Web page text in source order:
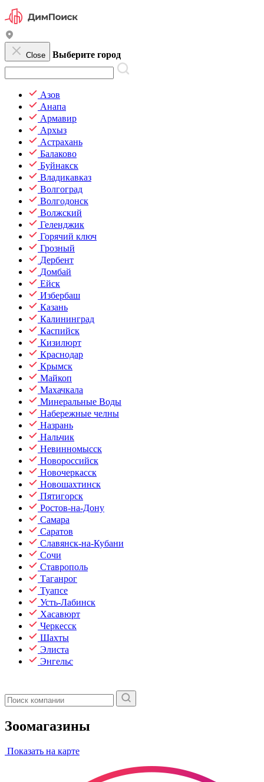
Close Выберите город
Азов
Анапа
Армавир
Архыз
Астрахань
Балаково
Буйнакск
Владикавказ
Волгоград
Волгодонск
Волжский
Геленджик
Горячий ключ
Грозный
Дербент
Домбай
Ейск
Избербаш
Казань
Калининград
Каспийск
Кизилюрт
Краснодар
Крымск
Майкоп
Махачкала
Минеральные Воды
Набережные челны
Назрань
Нальчик
Невинномысск
Новороссийск
Новочеркасск
Новошахтинск
Пятигорск
Ростов-на-Дону
Самара
Саратов
Славянск-на-Кубани
Сочи
Ставрополь
Таганрог
Туапсе
Усть-Лабинск
Хасавюрт
Черкесск
Шахты
Элиста
Энгельс
Зоомагазины
Показать на карте